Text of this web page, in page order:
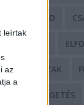
leírtak
az
a
CSALÁD
ERŐSZAK
FENYEGETÉS